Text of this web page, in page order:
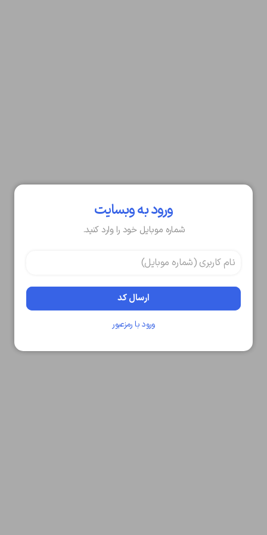
ورود به وبسایت
شماره موبایل خود را وارد کنید.
ارسال کد
ورود با رمزعبور
تایید کد
دریافت مجدد کد:00:59
تایید کد